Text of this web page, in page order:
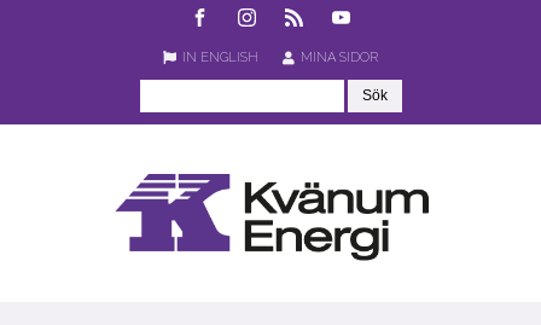
IN ENGLISH MINA SIDOR